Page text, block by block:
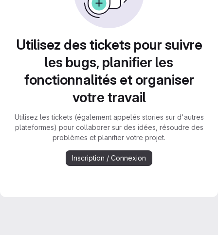
Utilisez des tickets pour suivre
les bugs, planifier les
fonctionnalités et organiser
votre travail
Utilisez les tickets (également appelés stories sur d'autres
plateformes) pour collaborer sur des idées, résoudre des
problèmes et planifier votre projet.
Inscription / Connexion